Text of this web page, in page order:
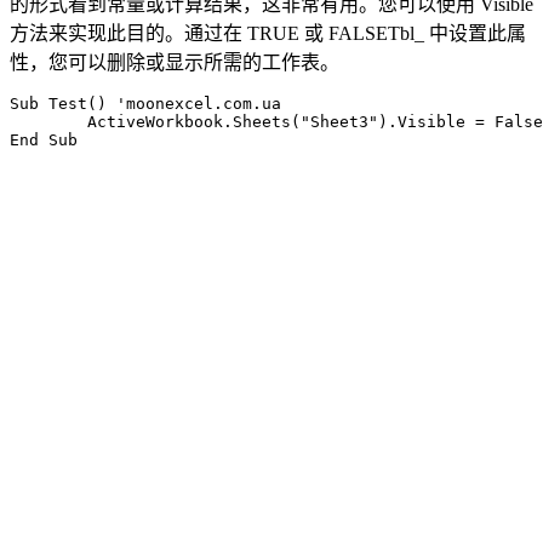
的形式看到常量或计算结果，这非常有用。您可以使用 Visible
方法来实现此目的。通过在 TRUE 或 FALSETbl_ 中设置此属
性，您可以删除或显示所需的工作表。
Sub Test() 'moonexcel.com.ua